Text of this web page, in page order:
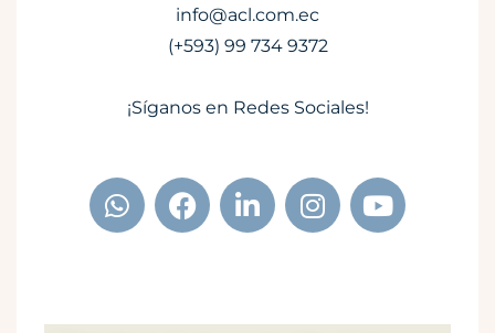
info@acl.com.ec
(+593) 99 734 9372
¡Síganos en Redes Sociales!
W
h
a
F
a
c
L
i
n
I
n
s
Y
o
u